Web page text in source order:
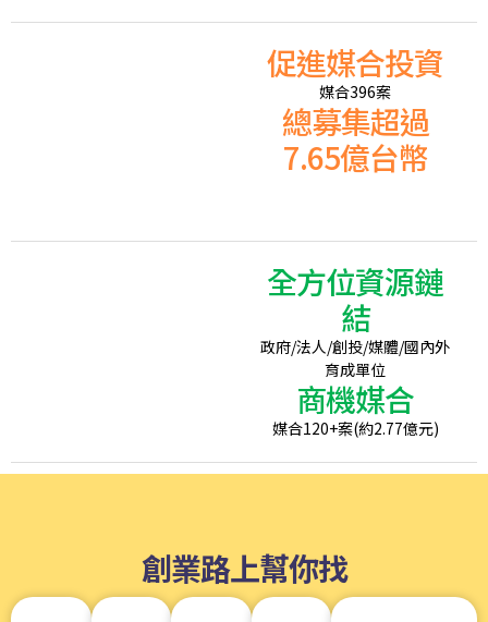
促進媒合投資
媒合396案
總募集超過
7.65億台幣
全方位資源鏈
結
政府/法人/創投/媒體/國內外
育成單位
商機媒合
媒合120+案(約2.77億元)
創業路上幫你找